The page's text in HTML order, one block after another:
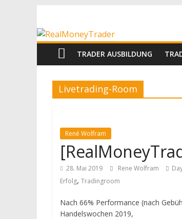
springen
Echtgeld-
Trading
TRADER AUSBILDUNG
Livetrading-Room
René Wolfram
28. Mai 2019 Rene Wolfram
Erfolg, Tradingroom
Nach 66% Performance (nach
Handelswochen 2019,